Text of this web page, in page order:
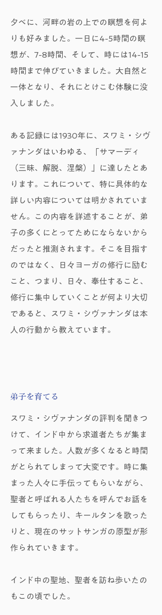
夕べに、河畔の岩の上での瞑想を何よ
りも好みました。一日に4-5時間の瞑
想が、7-8時間、そして、時には14-15
時間まで伸びていきました。大自然と
一体となり、それにとけこむ体験に没
入しました。
ある記録には1930年に、スワミ・シヴ
ァナンダはいわゆる、「サマーディ
（三昧、解脱、涅槃）」に達したとあ
ります。これについて、特に具体的な
詳しい内容については明かされていま
せん。この内容を詳述することが、弟
子の多くにとってためにならないから
だったと推測されます。そこを目指す
のではなく、日々ヨーガの修行に励む
こと、つまり、日々、奉仕すること、
修行に集中していくことが何より大切
であると、スワミ・シヴァナンダは本
人の行動から教えています。
弟子を育てる
スワミ・シヴァナンダの評判を聞きつ
けて、インド中から求道者たちが集ま
って来ました。人数が多くなると時間
がとられてしまって大変です。時に集
まった人々に手伝ってもらいながら、
聖者と呼ばれる人たちを呼んでお話を
してもらったり、キールタンを歌った
りと、現在のサットサンガの原型が形
作られていきます。
インド中の聖地、聖者を訪ね歩いたの
もこの頃でした。